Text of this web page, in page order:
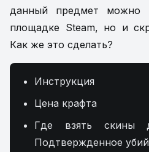
данный предмет можно
площадке Steam, но и
Как же это сделать?
Инструкция
Цена крафта
Где взять скины
Подтвержденное